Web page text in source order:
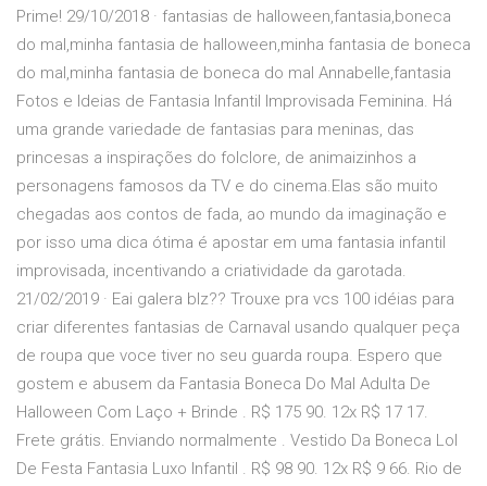
Prime! 29/10/2018 · fantasias de halloween,fantasia,boneca
do mal,minha fantasia de halloween,minha fantasia de boneca
do mal,minha fantasia de boneca do mal Annabelle,fantasia
Fotos e Ideias de Fantasia Infantil Improvisada Feminina. Há
uma grande variedade de fantasias para meninas, das
princesas a inspirações do folclore, de animaizinhos a
personagens famosos da TV e do cinema.Elas são muito
chegadas aos contos de fada, ao mundo da imaginação e
por isso uma dica ótima é apostar em uma fantasia infantil
improvisada, incentivando a criatividade da garotada.
21/02/2019 · Eai galera blz?? Trouxe pra vcs 100 idéias para
criar diferentes fantasias de Carnaval usando qualquer peça
de roupa que voce tiver no seu guarda roupa. Espero que
gostem e abusem da Fantasia Boneca Do Mal Adulta De
Halloween Com Laço + Brinde . R$ 175 90. 12x R$ 17 17.
Frete grátis. Enviando normalmente . Vestido Da Boneca Lol
De Festa Fantasia Luxo Infantil . R$ 98 90. 12x R$ 9 66. Rio de